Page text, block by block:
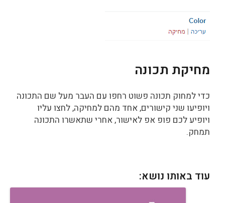
מחיקת תכונה
כדי למחוק תכונה פשוט רחפו עם העבר מעל שם התכונה
ויופיעו שני קישורים, אחד מהם למחיקה, לחצו עליו
ויופיע לכם פופ אפ לאישור, אחרי שתאשרו התכונה
תמחק.
עוד באותו נושא: